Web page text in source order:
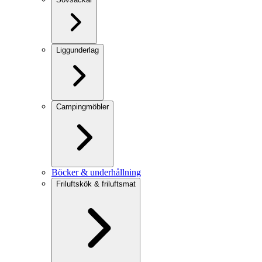
Liggunderlag
Campingmöbler
Böcker & underhållning
Friluftskök & friluftsmat